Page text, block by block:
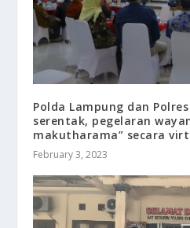
Polda Lampung dan
serentak, pegelaran
makutharama” secara
February 3, 2023